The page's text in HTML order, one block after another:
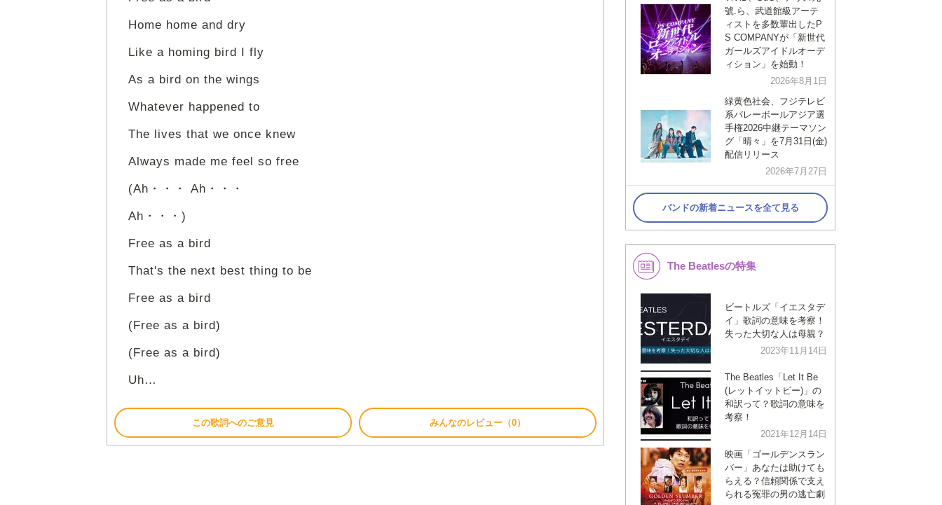
Home home and dry
Like a homing bird I fly
As a bird on the wings
Whatever happened to
The lives that we once knew
Always made me feel so free
(Ah・・・ Ah・・・
Ah・・・)
Free as a bird
That's the next best thing to be
Free as a bird
(Free as a bird)
(Free as a bird)
Uh…
この歌詞へのご意見 みんなのレビュー（0）
號.ら、武道館級アーテ
ィストを多数輩出したP
S COMPANYが「新世代
ガールズアイドルオーデ
ィション」を始動！
2026年8月1日
緑黄色社会、フジテレビ
系バレーボールアジア選
手権2026中継テーマソン
グ「晴々」を7月31日(金)
配信リリース
2026年7月27日
バンドの新着ニュースを全て見る
The Beatlesの特集
ビートルズ「イエスタデ
イ」歌詞の意味を考察！
失った大切な人は母親？
2023年11月14日
The Beatles「Let It Be
(レットイットビー)」の
和訳って？歌詞の意味を
考察！
2021年12月14日
映画「ゴールデンスラン
バー」あなたは助けても
らえる？信頼関係で支え
られる冤罪の男の逃亡劇